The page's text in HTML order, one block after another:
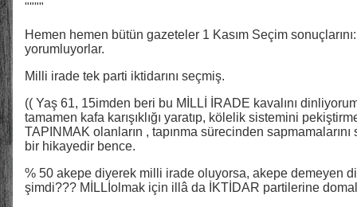
""""
Hemen hemen bütün gazeteler 1 Kasım Seçim
yorumluyorlar.
Milli irade tek parti iktidarını seçmiş.
(( Yaş 61, 15imden beri bu MİLLİ İRADE kavalını
tamamen kafa karışıklığı yaratıp, kölelik sistemini
TAPINMAK olanların , tapınma sürecinden
bir hikayedir bence.
% 50 akepe diyerek milli irade oluyorsa, akepe demeyen
şimdi??? MİLLİolmak için illâ da İKTİDAR partilerine